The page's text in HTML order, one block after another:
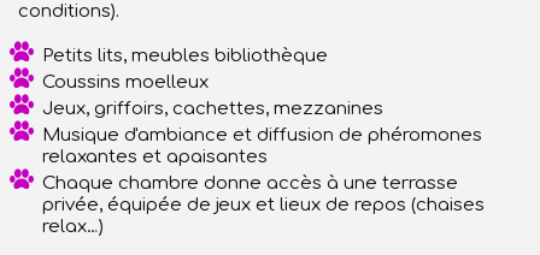
conditions).
Petits lits, meubles bibliothèque
Coussins moelleux
Jeux, griffoirs, cachettes, mezzanines
Musique d'ambiance et diffusion de phéromones
relaxantes et apaisantes
Chaque chambre donne accès à une terrasse
privée, équipée de jeux et lieux de repos (chaises
relax…)